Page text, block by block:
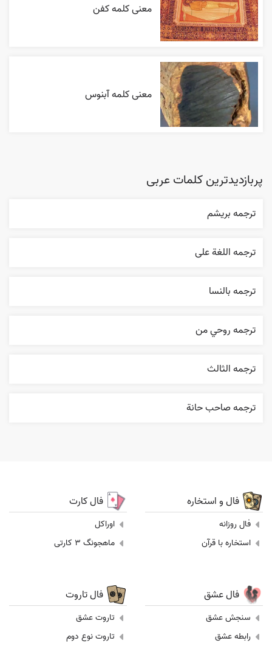
معنی کلمه کفن
معنی کلمه آبنوس
پربازدیدترین کلمات عربی
ترجمه بریشم
ترجمه اللغة علی
ترجمه بالنسا
ترجمه روحي من
ترجمه الثالث
ترجمه صاحب حانة
فال و استخاره
فال روزانه
استخاره با قرآن
فال کارت
اوراکل
ماهجونگ 3 کارتی
فال عشق
سنجش عشق
رابطه عشق
فال تاروت
تاروت عشق
تاروت نوع دوم